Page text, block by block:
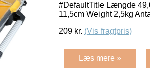
#DefaultTitle Længde
11,5cm Weight 2,5kg
209 kr. (Vis fragtpris)
Læs mere »